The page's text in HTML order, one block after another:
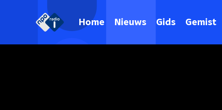
Home Nieuws Gids Gemist